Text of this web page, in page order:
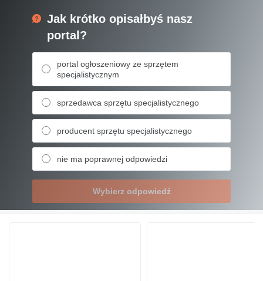
Jak krótko opisałbyś nasz
portal?
portal ogłoszeniowy ze sprzętem
specjalistycznym
sprzedawca sprzętu specjalistycznego
producent sprzętu specjalistycznego
nie ma poprawnej odpowiedzi
Wybierz odpowiedź